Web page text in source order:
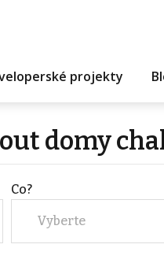
projekty
domy
Co?
Vyberte